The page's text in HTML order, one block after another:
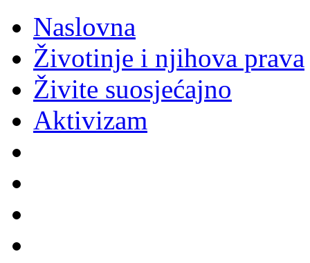
Naslovna
Životinje i njihova prava
Živite suosjećajno
Aktivizam